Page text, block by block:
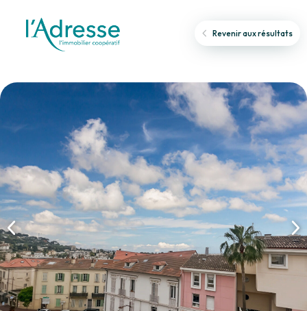
Revenir aux résultats